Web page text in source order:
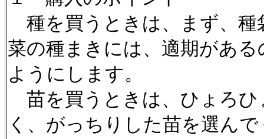
種を買うときは、まず、種
菜の種まきには、適期があ
ようにします。
苗を買うときは、ひょろひ
く、がっちりした苗を選ん